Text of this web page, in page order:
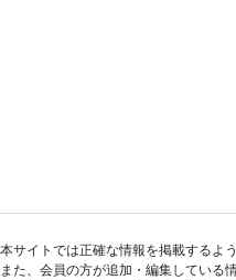
本サイトでは正確な情報を掲載するよ
また、会員の方が追加・編集している